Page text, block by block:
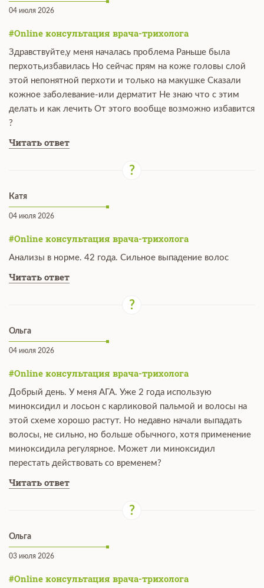
04 июля 2026
#Online консультация врача-трихолога
Здравствуйте,у меня началась проблема Раньше была
перхоть,избавилась Но сейчас прям на коже головы слой
этой непонятной перхоти и только на макушке Сказали
кожное заболевание-или дерматит Не знаю что с этим
делать и как лечить От этого вообще возможно избавится
?
Читать ответ
Катя
04 июля 2026
#Online консультация врача-трихолога
Анализы в норме. 42 года. Сильное выпадение волос
Читать ответ
Ольга
04 июля 2026
#Online консультация врача-трихолога
Добрый день. У меня АГА. Уже 2 года использую
миноксидил и лосьон с карликовой пальмой и волосы на
этой схеме хорошо растут. Но недавно начали выпадать
волосы, не сильно, но больше обычного, хотя применение
миноксидила регулярное. Может ли миноксидил
перестать действовать со временем?
Читать ответ
Ольга
03 июля 2026
#Online консультация врача-трихолога